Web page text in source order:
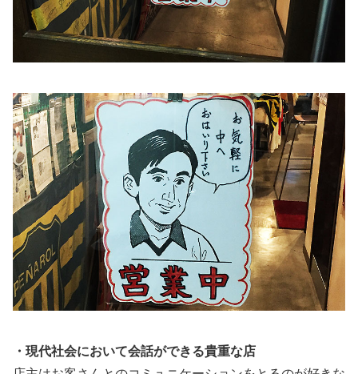
・現代社会において会話ができる貴重な店